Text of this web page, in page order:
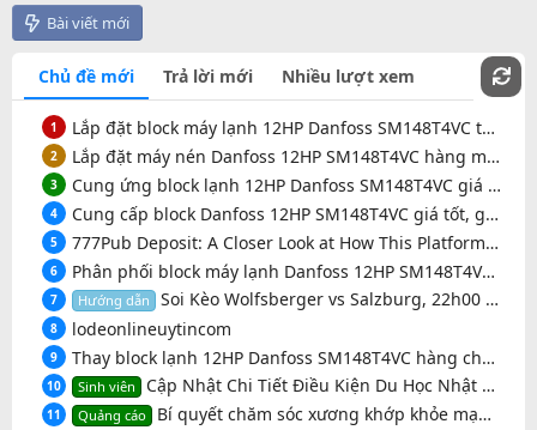
Bài viết mới
Chủ đề mới Trả lời mới Nhiều lượt xem
1 Lắp đặt block máy lạnh 12HP Danfoss SM148T4VC tại An Giang, bảo hành tận nơi. Gọi 0931 143 034
2 Lắp đặt máy nén Danfoss 12HP SM148T4VC hàng mới, bảo hành nhanh chóng. Gọi Zalo 0931 143 034
3 Cung ứng block lạnh 12HP Danfoss SM148T4VC giá ưu đãi, giao hàng tại Long An. Gọi 0931 143 034
4 Cung cấp block Danfoss 12HP SM148T4VC giá tốt, giao hàng tận nơi tại Bạc Liêu. Zalo 0931 143 034
5 777Pub Deposit: A Closer Look at How This Platform Handles Your First Transaction
6 Phân phối block máy lạnh Danfoss 12HP SM148T4VC trên toàn quốc, có sẵn hàng. SĐT 0931 143 034
7 Hướng dẫn Soi Kèo Wolfsberger vs Salzburg, 22h00 Ngày 9/8
8 lodeonlineuytincom
9 Thay block lạnh 12HP Danfoss SM148T4VC hàng chất lượng, uy tín tại Hậu Giang. Call 0931 143 034
10 Sinh viên Cập Nhật Chi Tiết Điều Kiện Du Học Nhật Bản Mới Nhất Dành Cho Tân Sinh Viên
11 Quảng cáo Bí quyết chăm sóc xương khớp khỏe mạnh sau tuổi 40